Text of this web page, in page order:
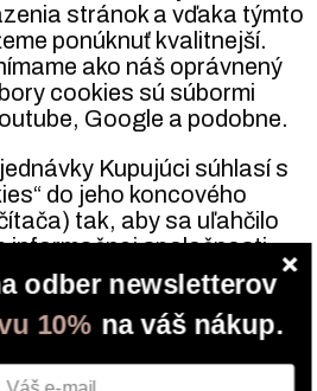
stránok a vďaka týmto
ponúknuť kvalitnejší.
ako náš oprávnený
cookies sú súbormi
Google a podobne.
Kupujúci súhlasí s
do jeho koncového
tak, aby sa uľahčilo
informačnej spoločnosti.
odmietnuť aby „cookies“
boli ukladané do jeho
napríklad tým, že spustí vo
funkciu anonymného
odber newsletterov
10% na váš nákup.